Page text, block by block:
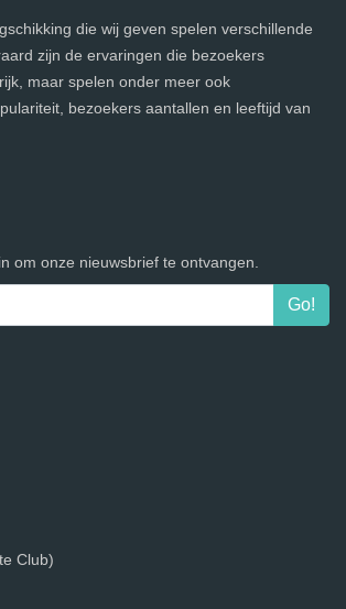
die wij geven spelen verschillende
zijn de ervaringen die bezoekers
maar spelen onder meer ook
bezoekers aantallen en leeftijd van
om onze nieuwsbrief te ontvangen.
Club)